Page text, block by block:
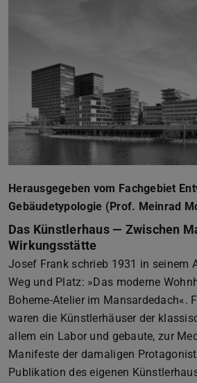
Herausgegeben vom Fachgebiet
Gebäudetypologie (Prof. Meinrad
Das Künstlerhaus — Zwischen
Wirkungsstätte
Josef Frank schrieb 1931 in seinem
Weg und Platz: »Das moderne
Boheme-Atelier im Mansardedach«.
waren die Künstlerhäuser der
allem ein Labor und gebaute, zur
Manifeste der damaligen
Publikation des eigenen